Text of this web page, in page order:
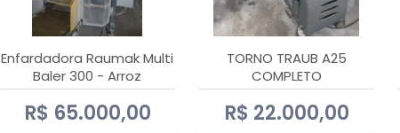
Enfardadora Raumak Multi
Baler 300 - Arroz
R$ 65.000,00
TORNO TRAUB A25
COMPLETO
R$ 22.000,00